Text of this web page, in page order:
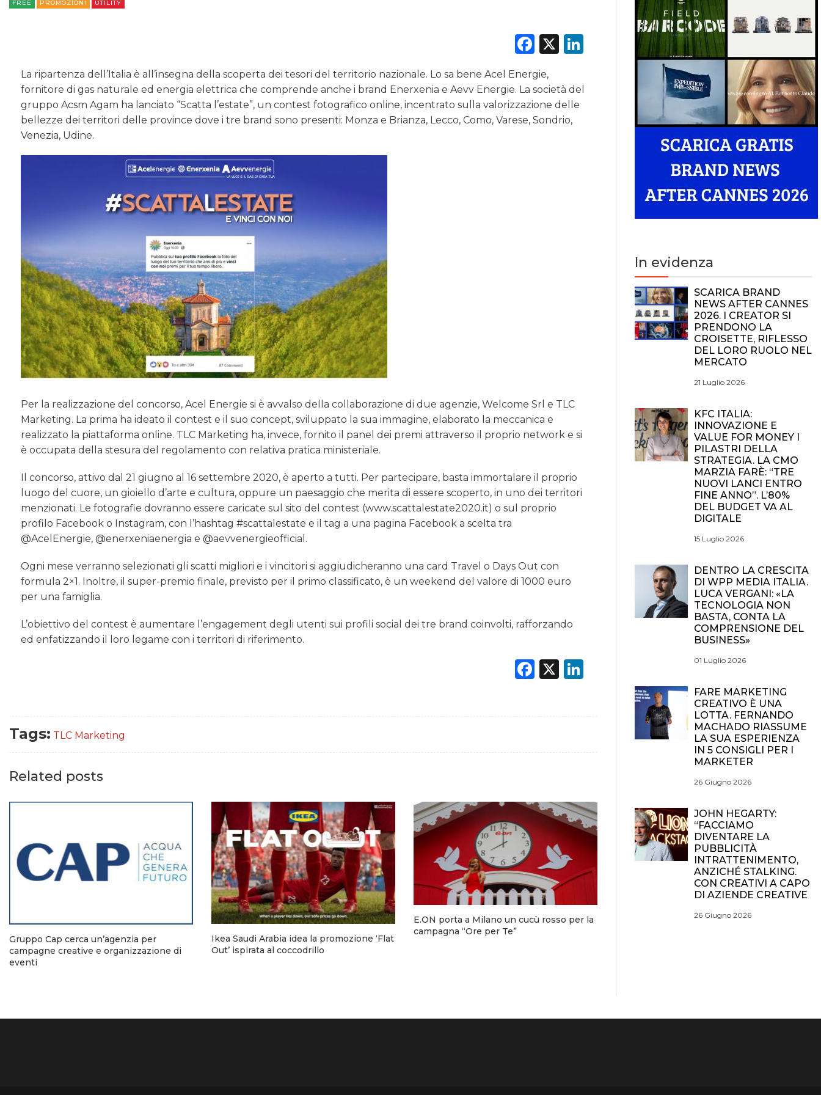
PREVISIONI/SCENARI
NORMATIVE
FREE PROMOZIONI UTILITY
Facebook
X LinkedIn
La ripartenza dell’Italia è all’insegna della scoperta dei tesori del territorio nazionale. Lo sa bene Acel Energie,
fornitore di gas naturale ed energia elettrica che comprende anche i brand Enerxenia e Aevv Energie. La società del
gruppo Acsm Agam ha lanciato “Scatta l’estate”, un contest fotografico online, incentrato sulla valorizzazione delle
bellezze dei territori delle province dove i tre brand sono presenti: Monza e Brianza, Lecco, Como, Varese, Sondrio,
Venezia, Udine.
Per la realizzazione del concorso, Acel Energie si è avvalso della collaborazione di due agenzie, Welcome Srl e TLC
Marketing. La prima ha ideato il contest e il suo concept, sviluppato la sua immagine, elaborato la meccanica e
realizzato la piattaforma online. TLC Marketing ha, invece, fornito il panel dei premi attraverso il proprio network e si
è occupata della stesura del regolamento con relativa pratica ministeriale.
Il concorso, attivo dal 21 giugno al 16 settembre 2020, è aperto a tutti. Per partecipare, basta immortalare il proprio
luogo del cuore, un gioiello d’arte e cultura, oppure un paesaggio che merita di essere scoperto, in uno dei territori
menzionati. Le fotografie dovranno essere caricate sul sito del contest (www.scattalestate2020.it) o sul proprio
profilo Facebook o Instagram, con l’hashtag #scattalestate e il tag a una pagina Facebook a scelta tra
@AcelEnergie, @enerxeniaenergia e @aevvenergieofficial.
Ogni mese verranno selezionati gli scatti migliori e i vincitori si aggiudicheranno una card Travel o Days Out con
formula 2×1. Inoltre, il super-premio finale, previsto per il primo classificato, è un weekend del valore di 1000 euro
per una famiglia.
L’obiettivo del contest è aumentare l’engagement degli utenti sui profili social dei tre brand coinvolti, rafforzando
ed enfatizzando il loro legame con i territori di riferimento.
Facebook
X LinkedIn
Tags: TLC Marketing
Related posts
Gruppo Cap cerca un’agenzia per
campagne creative e organizzazione di
eventi
Ikea Saudi Arabia idea la promozione ‘Flat
Out’ ispirata al coccodrillo
E.ON porta a Milano un cucù rosso per la
campagna “Ore per Te”
In evidenza
SCARICA BRAND
NEWS AFTER CANNES
2026. I CREATOR SI
PRENDONO LA
CROISETTE, RIFLESSO
DEL LORO RUOLO NEL
MERCATO
21 Luglio 2026
KFC ITALIA:
INNOVAZIONE E
VALUE FOR MONEY I
PILASTRI DELLA
STRATEGIA. LA CMO
MARZIA FARÈ: “TRE
NUOVI LANCI ENTRO
FINE ANNO”. L’80%
DEL BUDGET VA AL
DIGITALE
15 Luglio 2026
DENTRO LA CRESCITA
DI WPP MEDIA ITALIA.
LUCA VERGANI: «LA
TECNOLOGIA NON
BASTA, CONTA LA
COMPRENSIONE DEL
BUSINESS»
01 Luglio 2026
FARE MARKETING
CREATIVO È UNA
LOTTA. FERNANDO
MACHADO RIASSUME
LA SUA ESPERIENZA
IN 5 CONSIGLI PER I
MARKETER
26 Giugno 2026
JOHN HEGARTY:
“FACCIAMO
DIVENTARE LA
PUBBLICITÀ
INTRATTENIMENTO,
ANZICHÉ STALKING.
CON CREATIVI A CAPO
DI AZIENDE CREATIVE
26 Giugno 2026